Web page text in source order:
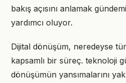
bakış açısını anlamak
yardımcı oluyor.
Dijital dönüşüm, neredeyse
kapsamlı bir süreç. teknoloji
dönüşümün yansımalarını